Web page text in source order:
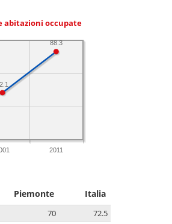
abitazioni occupate
2011
88.3
Piemonte Italia
70
72.5